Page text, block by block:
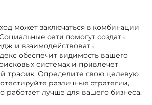
может заключаться в комбинации
сети помогут создать
и взаимодействовать
обеспечит видимость вашего
системах и привлечет
трафик. Определите свою целевую
различные стратегии,
работает лучше для вашего бизнеса.